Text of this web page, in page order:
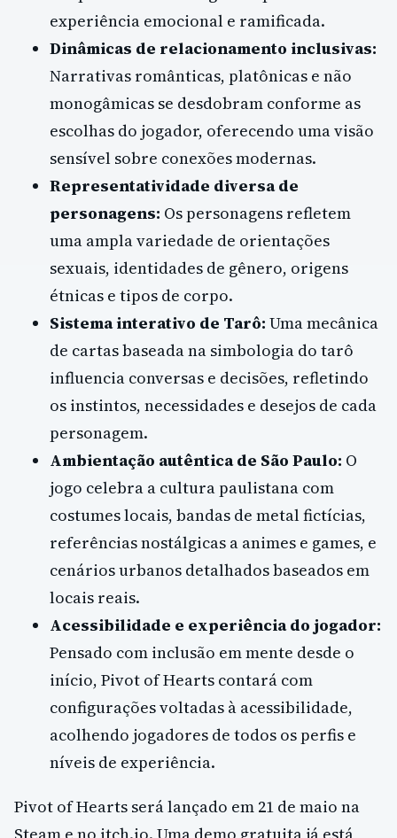
experiência emocional e ramificada.
Dinâmicas de relacionamento inclusivas:
Narrativas românticas, platônicas e não
monogâmicas se desdobram conforme as
escolhas do jogador, oferecendo uma visão
sensível sobre conexões modernas.
Representatividade diversa de
personagens: Os personagens refletem
uma ampla variedade de orientações
sexuais, identidades de gênero, origens
étnicas e tipos de corpo.
Sistema interativo de Tarô: Uma mecânica
de cartas baseada na simbologia do tarô
influencia conversas e decisões, refletindo
os instintos, necessidades e desejos de cada
personagem.
Ambientação autêntica de São Paulo: O
jogo celebra a cultura paulistana com
costumes locais, bandas de metal fictícias,
referências nostálgicas a animes e games, e
cenários urbanos detalhados baseados em
locais reais.
Acessibilidade e experiência do jogador:
Pensado com inclusão em mente desde o
início, Pivot of Hearts contará com
configurações voltadas à acessibilidade,
acolhendo jogadores de todos os perfis e
níveis de experiência.
Pivot of Hearts será lançado em 21 de maio na